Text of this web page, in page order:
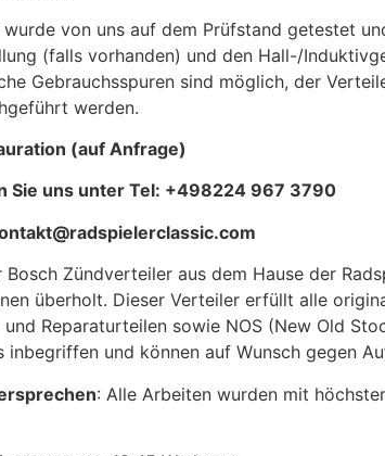
von uns auf dem Prüfstand getestet
(falls vorhanden) und den Hall-/
Gebrauchsspuren sind möglich, der
werden.
(auf Anfrage)
Sie uns unter Tel: +498224 967 3790
Bosch Zündverteiler aus dem Hause der
überholt. Dieser Verteiler erfüllt alle
Reparaturteilen sowie NOS (New Old
inbegriffen und können auf Wunsch gegen
: Alle Arbeiten wurden mit